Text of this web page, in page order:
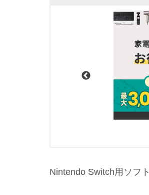
Nintendo Switch用ソフト